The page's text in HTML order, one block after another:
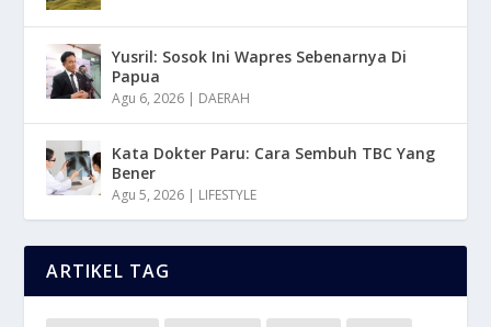
Yusril: Sosok Ini Wapres Sebenarnya Di
Papua
Agu 6, 2026 | DAERAH
Kata Dokter Paru: Cara Sembuh TBC Yang
Bener
Agu 5, 2026 | LIFESTYLE
ARTIKEL TAG